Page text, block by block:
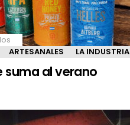
ARTESANALES LA INDUSTRIA
suma al verano